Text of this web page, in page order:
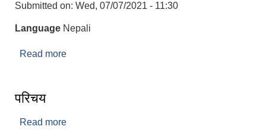
Submitted on: Wed, 07/07/2021 - 11:30
Language Nepali
Read more
परिचय
Read more